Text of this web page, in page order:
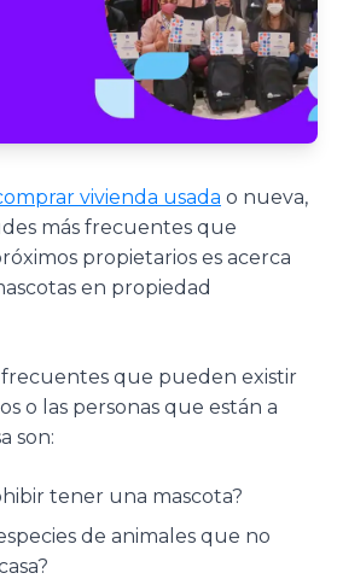
vivienda usada o nueva,
más frecuentes que
propietarios es acerca
en propiedad
frecuentes que pueden existir
o las personas que están a
son:
tener una mascota?
de animales que no